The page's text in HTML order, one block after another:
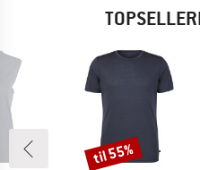
Rabat
til 55%